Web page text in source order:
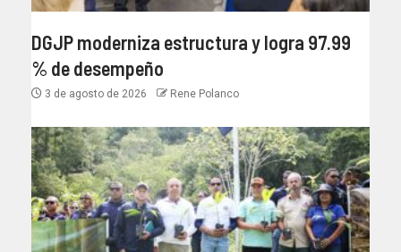
DGJP moderniza estructura y logra 97.99
% de desempeño
3 de agosto de 2026 Rene Polanco